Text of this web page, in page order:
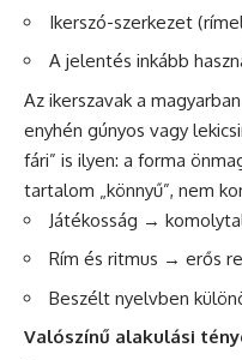
Ikerszó-szerkezet
A jelentés inkább
Az ikerszavak a
enyhén gúnyos vagy
fári” is ilyen: a forma
tartalom „könnyű”, nem
Játékosság →
Rím és ritmus → erős
Beszélt nyelvben
Valószínű alakulási